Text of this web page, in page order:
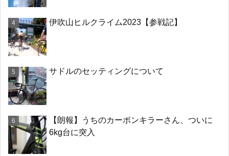
伊吹山ヒルクライム2023【参戦記】
サドルのセッティングについて
【朗報】うちのカーボンキラーさん、ついに
6kg台に突入